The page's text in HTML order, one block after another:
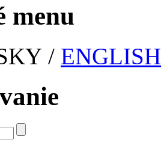
menu
/ ENGLISH